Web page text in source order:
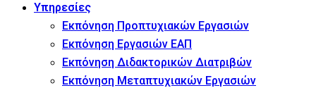
Υπηρεσίες
Εκπόνηση Προπτυχιακών Εργασιών
Εκπόνηση Εργασιών ΕΑΠ
Εκπόνηση Διδακτορικών Διατριβών
Εκπόνηση Μεταπτυχιακών Εργασιών